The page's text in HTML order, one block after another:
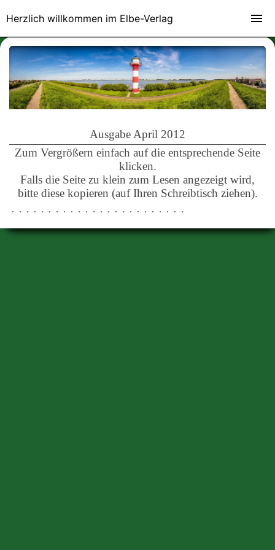
Ausgabe April 2012
Zum Vergrößern einfach auf die entsprechende Seite
klicken.
Falls die Seite zu klein zum Lesen angezeigt wird,
bitte diese kopieren (auf Ihren Schreibtisch ziehen).
Herzlich willkommen im Elbe-Verlag